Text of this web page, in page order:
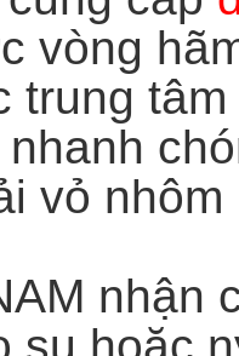
vòng
trung
vỏ nhôm
nhận
su hoặc